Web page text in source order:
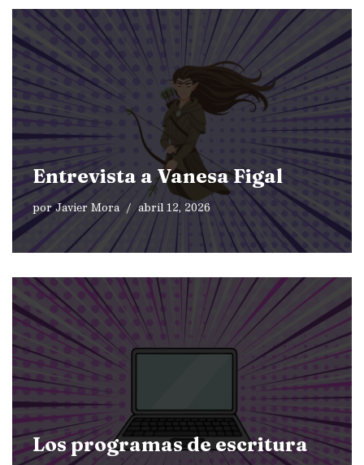
Entrevista a Vanesa Figal
porJavier Mora abril 12, 2026
Los programas de escritura